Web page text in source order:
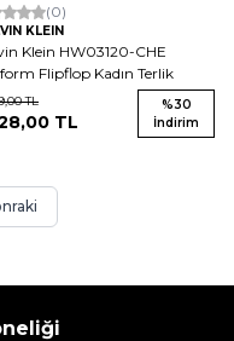
(0)
KLEIN
Klein HW03120-CHE
Flipflop Kadın Terlik
TL
TL
%30
İndirim